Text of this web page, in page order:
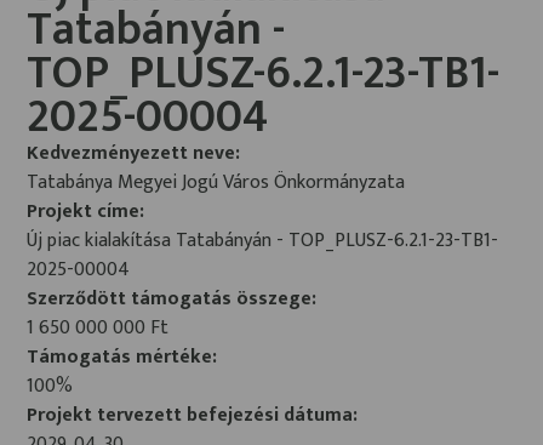
Tatabányán -
TOP_PLUSZ-6.2.1-23-TB1-
2025-00004
Kedvezményezett neve:
Tatabánya Megyei Jogú Város Önkormányzata
Projekt címe:
Új piac kialakítása Tatabányán - TOP_PLUSZ-6.2.1-23-TB1-
2025-00004
Szerződött támogatás összege:
1 650 000 000 Ft
Támogatás mértéke:
100%
Projekt tervezett befejezési dátuma: